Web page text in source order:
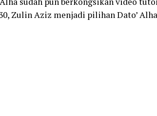
Zulin Aziz menjadi pilihan Dato’